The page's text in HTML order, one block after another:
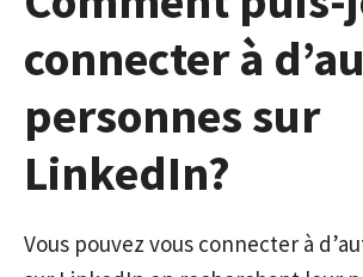
connecter à
personnes sur
LinkedIn?
Vous pouvez vous connecter à